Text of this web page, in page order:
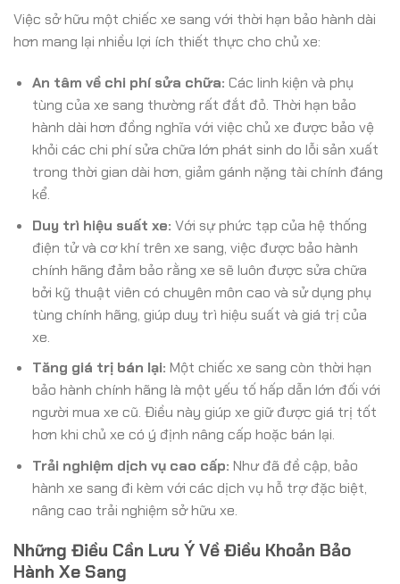
Việc sở hữu một chiếc xe sang với thời hạn bảo hành dài
hơn mang lại nhiều lợi ích thiết thực cho chủ xe:
An tâm về chi phí sửa chữa: Các linh kiện và phụ
tùng của xe sang thường rất đắt đỏ. Thời hạn bảo
hành dài hơn đồng nghĩa với việc chủ xe được bảo vệ
khỏi các chi phí sửa chữa lớn phát sinh do lỗi sản xuất
trong thời gian dài hơn, giảm gánh nặng tài chính đáng
kể.
Duy trì hiệu suất xe: Với sự phức tạp của hệ thống
điện tử và cơ khí trên xe sang, việc được bảo hành
chính hãng đảm bảo rằng xe sẽ luôn được sửa chữa
bởi kỹ thuật viên có chuyên môn cao và sử dụng phụ
tùng chính hãng, giúp duy trì hiệu suất và giá trị của
xe.
Tăng giá trị bán lại: Một chiếc xe sang còn thời hạn
bảo hành chính hãng là một yếu tố hấp dẫn lớn đối với
người mua xe cũ. Điều này giúp xe giữ được giá trị tốt
hơn khi chủ xe có ý định nâng cấp hoặc bán lại.
Trải nghiệm dịch vụ cao cấp: Như đã đề cập, bảo
hành xe sang đi kèm với các dịch vụ hỗ trợ đặc biệt,
nâng cao trải nghiệm sở hữu xe.
Những Điều Cần Lưu Ý Về Điều Khoản Bảo
Hành Xe Sang